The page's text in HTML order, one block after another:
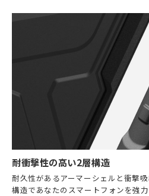
耐衝撃性の高い2層構造
耐久性があるアーマーシェルと衝撃
構造であなたのスマートフォンを強力